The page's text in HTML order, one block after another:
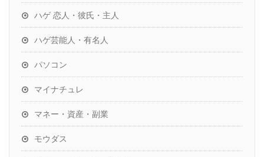
ハゲ 恋人・彼氏・主人
ハゲ芸能人・有名人
パソコン
マイナチュレ
マネー・資産・副業
モウダス